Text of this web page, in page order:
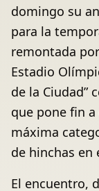
domingo su
para la
remontada
Estadio
de la Ciudad”
que pone fin
máxima
de hinchas en
El encuentro,